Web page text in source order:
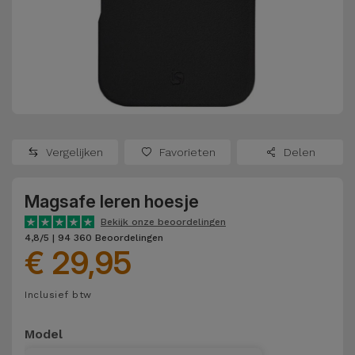
Oppo
OnePlus
Google
Dyson
TCL
Refurbished
Refurbished
Refurbished
Consoles
Bekijk
alles
Schermbeschermers
Hoofdtelefoons
en
Luidsprekers
Smartwatches
Vergelijken Favorieten Delen
Magsafe leren hoesje
Bekijk onze beoordelingen
4,8/5 | 94 360 Beoordelingen
€ 29,95
Inclusief btw
Model